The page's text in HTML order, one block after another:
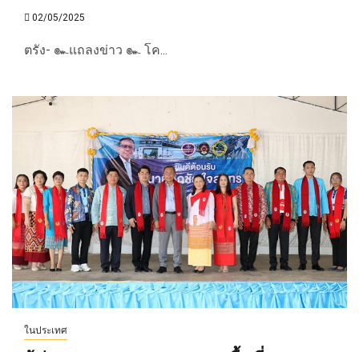
02/05/2025
ตรัง- ๛แถลงข่าว ๛ โค...
ในประเทศ